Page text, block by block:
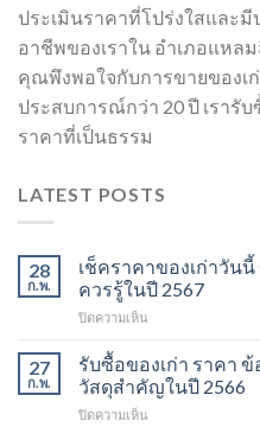
ประเมินราคาที่โปร่งใสและ
อาชีพของเราใน อำเภอแหล
คุณพึงพอใจกับการขายของเ
ประสบการณ์กว่า 20 ปี เรารั
ราคาที่เป็นธรรม
LATEST POSTS
28
ก.พ.
เช็คราคาของเก่าวัน
ควรรู้ในปี 2567
ปิดความเห็น
ราคา
ของ
เก่า
วัน
27
ก.พ.
รับซื้อของเก่า ราคา
วัสดุสำคัญในปี 2566
ปิดความเห็น